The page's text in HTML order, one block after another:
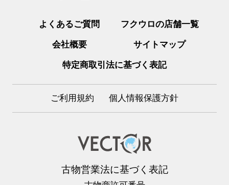
よくあるご質問 フクウロの店舗一覧
会社概要 サイトマップ
特定商取引法に基づく表記
ご利用規約 個人情報保護方針
古物営業法に基づく表記